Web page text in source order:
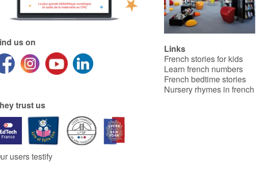
us on
trust us
users testify
Links
French stories for kids
Learn french numbers
French bedtime stories
Nursery rhymes in french